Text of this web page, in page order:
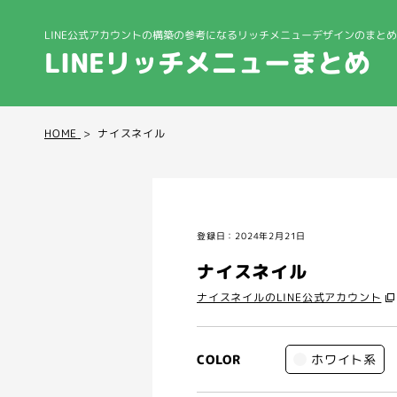
LINE公式アカウントの構築の参考になるリッチメニューデザインのまと
LINEリッチメニューまとめ
HOME ナイスネイル
登録日：2024年2月21日
ナイスネイル
ナイスネイルのLINE公式アカウント
COLOR ホワイト系